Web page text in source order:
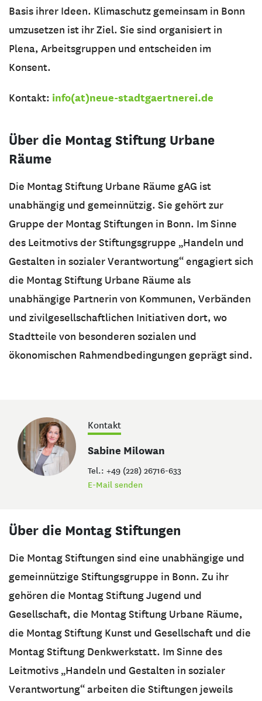
Basis ihrer Ideen. Klimaschutz gemeinsam in Bonn
umzusetzen ist ihr Ziel. Sie sind organisiert in
Plena, Arbeitsgruppen und entscheiden im
Konsent.
Kontakt: info(at)neue-stadtgaertnerei.de
Über die Montag Stiftung Urbane
Räume
Die Montag Stiftung Urbane Räume gAG ist
unabhängig und gemeinnützig. Sie gehört zur
Gruppe der Montag Stiftungen in Bonn. Im Sinne
des Leitmotivs der Stiftungsgruppe „Handeln und
Gestalten in sozialer Verantwortung“ engagiert sich
die Montag Stiftung Urbane Räume als
unabhängige Partnerin von Kommunen, Verbänden
und zivilgesellschaftlichen Initiativen dort, wo
Stadtteile von besonderen sozialen und
ökonomischen Rahmendbedingungen geprägt sind.
Kontakt
Sabine Milowan
Tel.: +49 (228) 26716-633
E-Mail senden
Über die Montag Stiftungen
Die Montag Stiftungen sind eine unabhängige und
gemeinnützige Stiftungsgruppe in Bonn. Zu ihr
gehören die Montag Stiftung Jugend und
Gesellschaft, die Montag Stiftung Urbane Räume,
die Montag Stiftung Kunst und Gesellschaft und die
Montag Stiftung Denkwerkstatt. Im Sinne des
Leitmotivs „Handeln und Gestalten in sozialer
Verantwortung“ arbeiten die Stiftungen jeweils